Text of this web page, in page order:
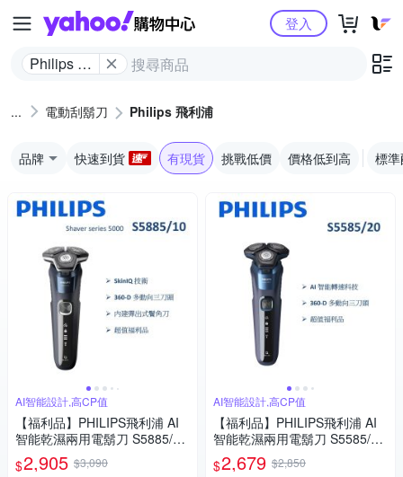
Yahoo購物中心
Philips 飛
登入
電動刮鬍刀 Philips 飛利浦
品牌 快速到貨 有現貨 挑戰低價 價格低到高 標
AI智能設計,高CP值
【福利品】PHILIPS飛利浦 AI
智能乾濕兩用電鬍刀 S5885/10
(一年保固)
$2,905 $3,090
AI智能設計,高CP值
【福利品】PHILIPS飛利浦 AI
智能乾濕兩用電鬍刀 S5585/20
(一年保固)
$2,679 $2,850